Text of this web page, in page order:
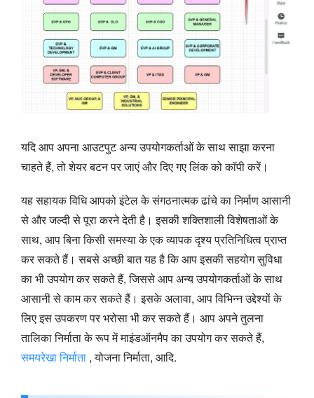
यदि आप अपना आउटपुट अन्य उपयोगकर्ताओं के साथ साझा करना
चाहते हैं, तो शेयर बटन पर जाएं और दिए गए लिंक को कॉपी करें।
यह सहायक विधि आपको इंटेल के संगठनात्मक ढांचे का निर्माण आसानी
से और जल्दी से पूरा करने देती है। इसकी शक्तिशाली विशेषताओं के
साथ, आप बिना किसी समस्या के एक व्यापक दृश्य प्रतिनिधित्व प्राप्त
कर सकते हैं। सबसे अच्छी बात यह है कि आप इसकी सहयोग सुविधा
का भी उपयोग कर सकते हैं, जिससे आप अन्य उपयोगकर्ताओं के साथ
आसानी से काम कर सकते हैं। इसके अलावा, आप विभिन्न उद्देश्यों के
लिए इस उपकरण पर भरोसा भी कर सकते हैं। आप अपने तुलना
तालिका निर्माता के रूप में माइंडऑनमैप का उपयोग कर सकते हैं,
समयरेखा निर्माता , योजना निर्माता, आदि.